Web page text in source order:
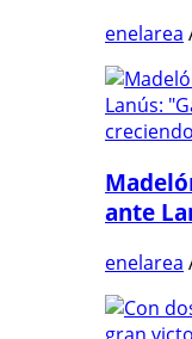
enelarea
ante
enelarea